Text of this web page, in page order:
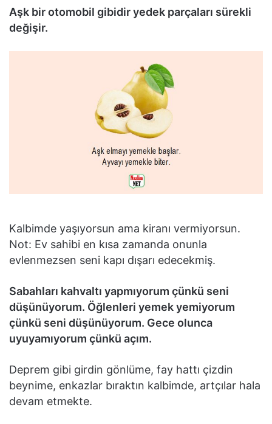
Aşk bir otomobil gibidir yedek parçaları sürekli
değişir.
Kalbimde yaşıyorsun ama kiranı vermiyorsun.
Not: Ev sahibi en kısa zamanda onunla
evlenmezsen seni kapı dışarı edecekmiş.
Sabahları kahvaltı yapmıyorum çünkü seni
düşünüyorum. Öğlenleri yemek yemiyorum
çünkü seni düşünüyorum. Gece olunca
uyuyamıyorum çünkü açım.
Deprem gibi girdin gönlüme, fay hattı çizdin
beynime, enkazlar bıraktın kalbimde, artçılar hala
devam etmekte.